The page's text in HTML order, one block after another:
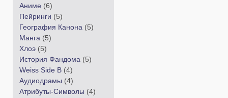
Аниме (6)
Пейринги (5)
География Канона (5)
Манга (5)
Хлоэ (5)
История Фандома (5)
Weiss Side B (4)
Аудиодрамы (4)
Атрибуты-Символы (4)